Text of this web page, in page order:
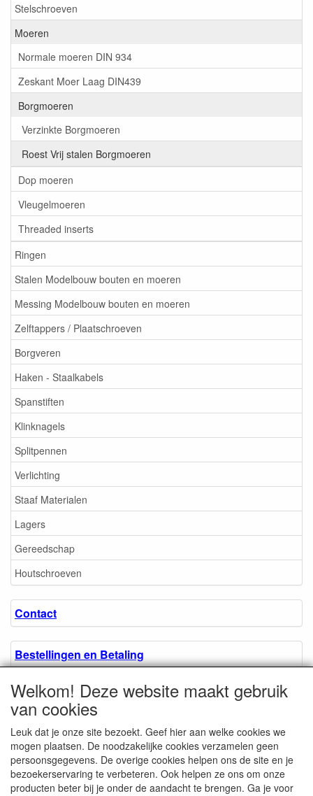
Stelschroeven
Moeren
Normale moeren DIN 934
Zeskant Moer Laag DIN439
Borgmoeren
Verzinkte Borgmoeren
Roest Vrij stalen Borgmoeren
Dop moeren
Vleugelmoeren
Threaded inserts
Ringen
Stalen Modelbouw bouten en moeren
Messing Modelbouw bouten en moeren
Zelftappers / Plaatschroeven
Borgveren
Haken - Staalkabels
Spanstiften
Klinknagels
Splitpennen
Verlichting
Staaf Materialen
Lagers
Gereedschap
Houtschroeven
Contact
Bestellingen en Betaling
Algemene voorwaarden
Over ons.
Privacyverklaring
Welkom! Deze website maakt gebruik
van cookies
Leuk dat je onze site bezoekt. Geef hier aan welke cookies we
mogen plaatsen. De noodzakelijke cookies verzamelen geen
persoonsgegevens. De overige cookies helpen ons de site en je
bezoekerservaring te verbeteren. Ook helpen ze ons om onze
producten beter bij je onder de aandacht te brengen. Ga je voor